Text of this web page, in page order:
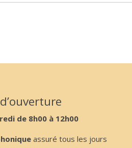
de 8h00 à 12h00
assuré tous les jours